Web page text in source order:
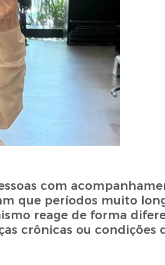
com
que períodos muito
reage de forma
crônicas ou condições